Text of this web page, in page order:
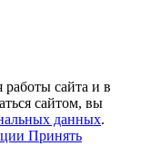
сайта и в
сайтом, вы
данных.
Принять